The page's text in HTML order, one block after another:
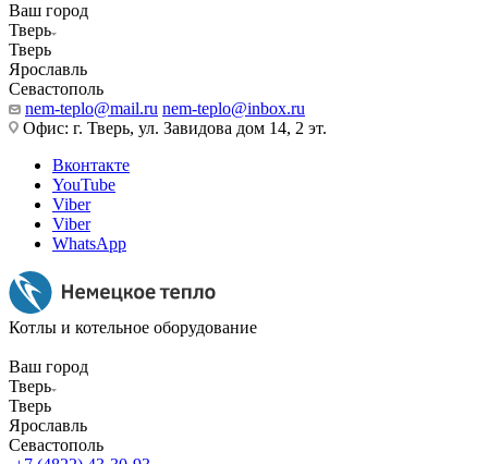
Ваш город
Тверь
Тверь
Ярославль
Севастополь
nem-teplo@mail.ru nem-teplo@inbox.ru
Офис: г. Тверь, ул. Завидова дом 14, 2 эт.
Вконтакте
YouTube
Viber
Viber
WhatsApp
Котлы и котельное оборудование
Ваш город
Тверь
Тверь
Ярославль
Севастополь